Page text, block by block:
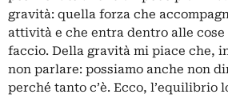
gravità: quella forza che
attività e che entra dentro alle cose
faccio. Della gravità mi piace che,
non parlare: possiamo anche non
perché tanto c’è. Ecco, l’equilibrio